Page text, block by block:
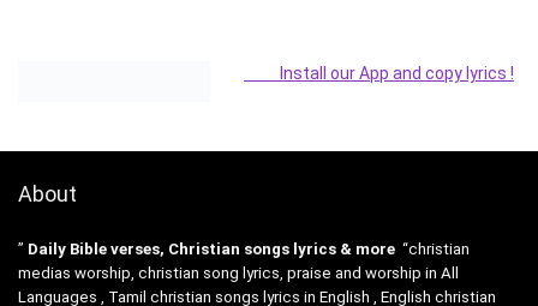
Install our App and copy lyrics !
About
” Daily Bible verses, Christian songs lyrics & more “christian
medias worship, christian song lyrics, praise and worship in All
Languages , Tamil christian songs lyrics in English , English christian